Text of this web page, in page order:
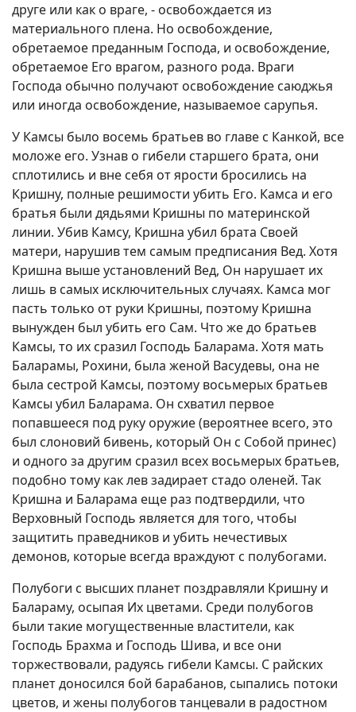
друге или как о враге, - освобождается из
материального плена. Но освобождение,
обретаемое преданным Господа, и освобождение,
обретаемое Его врагом, разного рода. Враги
Господа обычно получают освобождение саюджья
или иногда освобождение, называемое сарупья.
У Камсы было восемь братьев во главе с Канкой, все
моложе его. Узнав о гибели старшего брата, они
сплотились и вне себя от ярости бросились на
Кришну, полные решимости убить Его. Камса и его
братья были дядьями Кришны по материнской
линии. Убив Камсу, Кришна убил брата Своей
матери, нарушив тем самым предписания Вед. Хотя
Кришна выше установлений Вед, Он нарушает их
лишь в самых исключительных случаях. Камса мог
пасть только от руки Кришны, поэтому Кришна
вынужден был убить его Сам. Что же до братьев
Камсы, то их сразил Господь Баларама. Хотя мать
Баларамы, Рохини, была женой Васудевы, она не
была сестрой Камсы, поэтому восьмерых братьев
Камсы убил Баларама. Он схватил первое
попавшееся под руку оружие (вероятнее всего, это
был слоновий бивень, который Он с Собой принес)
и одного за другим сразил всех восьмерых братьев,
подобно тому как лев задирает стадо оленей. Так
Кришна и Баларама еще раз подтвердили, что
Верховный Господь является для того, чтобы
защитить праведников и убить нечестивых
демонов, которые всегда враждуют с полубогами.
Полубоги с высших планет поздравляли Кришну и
Балараму, осыпая Их цветами. Среди полубогов
были такие могущественные властители, как
Господь Брахма и Господь Шива, и все они
торжествовали, радуясь гибели Камсы. С райских
планет доносился бой барабанов, сыпались потоки
цветов, и жены полубогов танцевали в радостном